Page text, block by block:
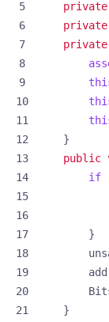
private
private
private
}
public
if
}
}